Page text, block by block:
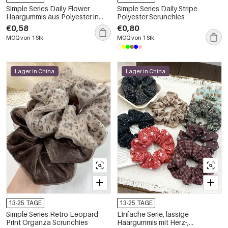
Simple Series Daily Flower
Haargummis aus Polyester in
verschiedenen Farben
€0,58
MOQ von 1 Stk.
Simple Series Daily Stripe
Polyester Scrunchies
€0,80
MOQ von 1 Stk.
Lager in China
13-25 TAGE
Simple Series Retro Leopard
Print Organza Scrunchies
Lager in China
13-25 TAGE
Einfache Serie, lässige
Haargummis mit Herz-,